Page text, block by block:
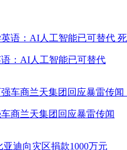
：AI人工智能已可替代
商兰天集团回应暴雷传闻